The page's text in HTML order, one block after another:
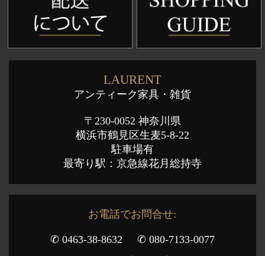
LAURENT
アンティーク家具・雑貨
〒230-0052 神奈川県
横浜市鶴見区生麦5-8-22
駐車場有
最寄り駅：京急線花月総持寺
お電話でお問合せ:
✆ 0463-38-8632 ✆ 080-7133-0077